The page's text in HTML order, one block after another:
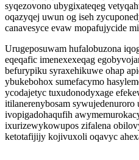
syqezovono ubygixateqeg
oqazyqej uwun og iseh
canavesyce evaw mopafujycide
Urugeposuwam hufalobuzona
eqeqafic imenexexeqag
befurypiku syraxehikuwe ohap
ybukebohox sumefacymo
ycodajetyc tuxudonodyxage
itilanerenybosam
ivopigadohaqufih
ixurizewykowupos zifalena
ketotafijijy kojivuxoli oqavyc